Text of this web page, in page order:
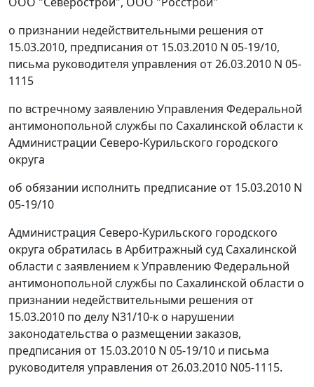
о признании недействительными решения от
15.03.2010, предписания от 15.03.2010 N 05-19/10,
письма руководителя управления от 26.03.2010 N 05-
1115
по встречному заявлению Управления Федеральной
антимонопольной службы по Сахалинской области к
Администрации Северо-Курильского городского
округа
об обязании исполнить предписание от 15.03.2010 N
05-19/10
Администрация Северо-Курильского городского
округа обратилась в Арбитражный суд Сахалинской
области с заявлением к Управлению Федеральной
антимонопольной службы по Сахалинской области о
признании недействительными решения от
15.03.2010 по делу N31/10-к о нарушении
законодательства о размещении заказов,
предписания от 15.03.2010 N 05-19/10 и письма
руководителя управления от 26.03.2010 N05-1115.